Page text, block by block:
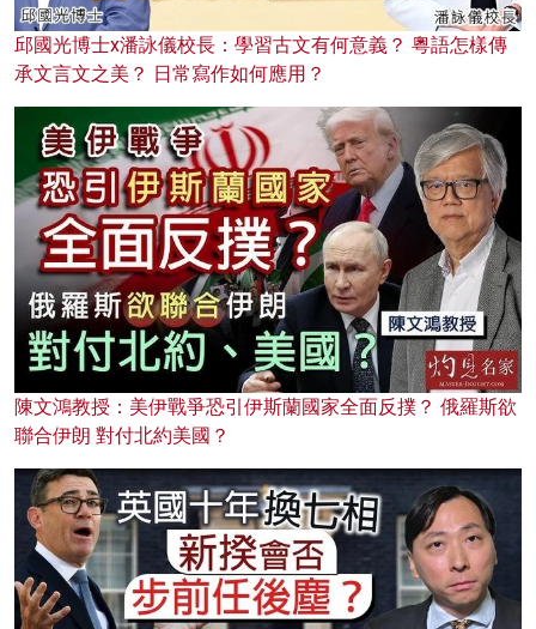
邱國光博士x潘詠儀校長：學習古文有何意義？ 粵語怎樣傳
承文言文之美？ 日常寫作如何應用？
陳文鴻教授：美伊戰爭恐引伊斯蘭國家全面反撲？ 俄羅斯欲
聯合伊朗 對付北約美國？